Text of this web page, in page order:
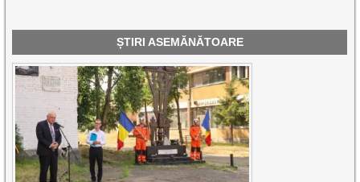
ȘTIRI ASEMĂNĂTOARE